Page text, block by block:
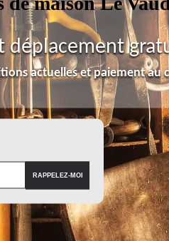
déplacement
actuelles et paiement au